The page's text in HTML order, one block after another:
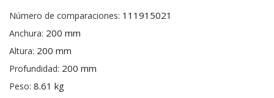
Número de comparaciones: 111915021
Anchura: 200 mm
Altura: 200 mm
Profundidad: 200 mm
Peso: 8.61 kg